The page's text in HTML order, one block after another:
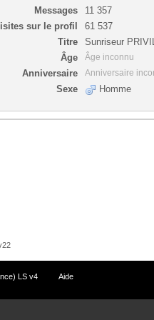
Messages
11 357
sur le profil
61 537
Titre
Sunriseur
Âge
Âge inconnu
Anniversaire Anniversaire
Sexe Homme
LS v4 Aide